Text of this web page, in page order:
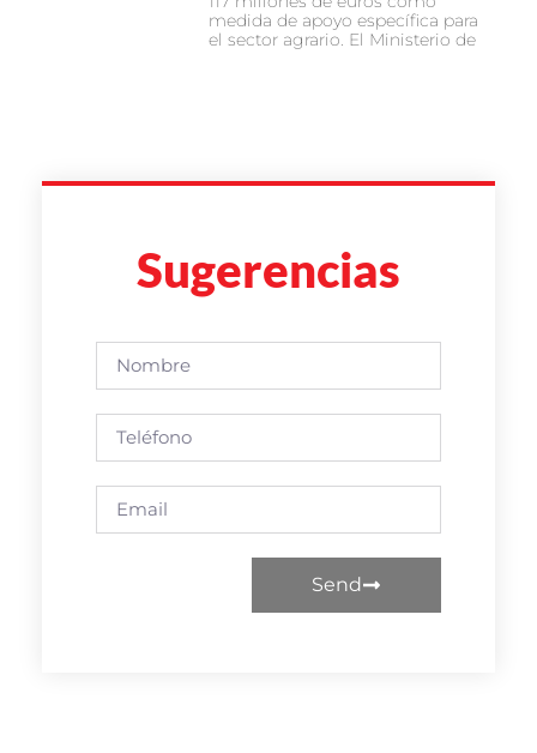
medida de apoyo específica para
el sector agrario. El Ministerio de
Sugerencias
Send